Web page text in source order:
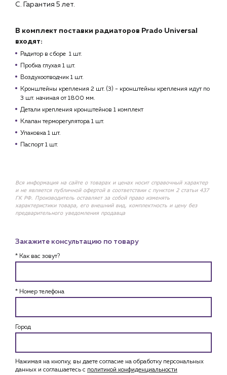
С. Гарантия 5 лет.
В комплект поставки радиаторов Prado Universal
входят:
Радитор в сборе 1 шт.
Пробка глухая 1 шт.
Воздухоотводчик 1 шт.
Кронштейны крепления 2 шт. (3) - кронштейны крепления идут по
3 шт. начиная от 1800 мм.
Детали крепления кронштейнов 1 комплект
Клапан терморегулятора 1 шт.
Упаковка 1 шт.
Паспорт 1 шт.
Вся информация на сайте о товарах и ценах носит справочный характер
и не является публичной офертой в соответствии с пунктом 2 статьи 437
ГК РФ. Производитель оставляет за собой право изменять
характеристики товара, его внешний вид, комплектность и цену без
предварительного уведомления продавца
Закажите консультацию по товару
* Как вас зовут?
* Номер телефона
Город
Нажимая на кнопку, вы даете согласие на обработку персональных
данных и соглашаетесь c политикой конфиденциальности